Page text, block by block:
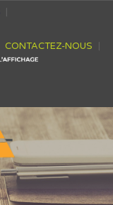
CONTACTEZ-NOUS